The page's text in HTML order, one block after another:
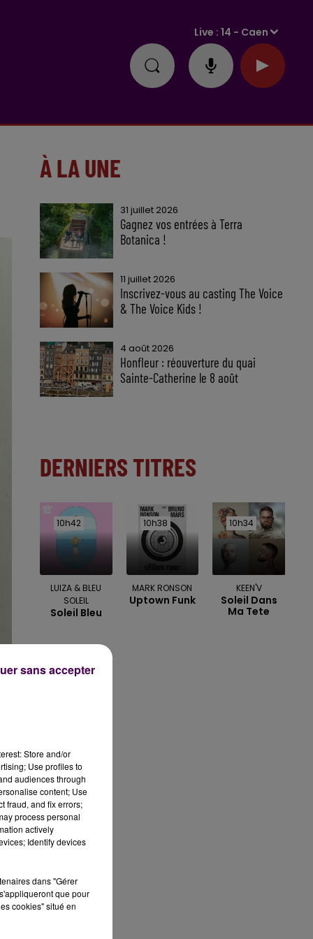
Live :14 - Caen
À LA UNE
31 juillet 2026
Gagnez vos entrées à Terra
Botanica !
11 juillet 2026
Inscrivez-vous au casting The Voice
& The Voice Kids !
4 août 2026
Honfleur : réouverture du quai
Sainte-Catherine le 8 août
DERNIERS TITRES
10h42
10h42
LUIZA & BLEU
SOLEIL
Soleil Bleu
10h38
10h38
MARK RONSON
Uptown Funk
10h34
10h34
KEEN'V
Soleil Dans
Ma Tete
Store and/or
Use profiles to
audiences through
content; Use
fraud, and fix errors;
process personal
actively
Identify devices
dans "Gérer
que pour
cookies" situé en
sans accepter